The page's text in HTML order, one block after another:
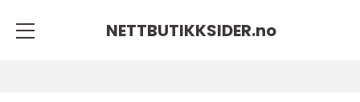
NETTBUTIKKSIDER.no